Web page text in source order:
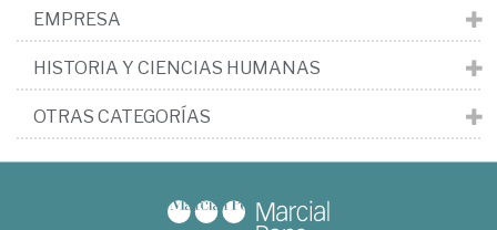
EMPRESA
HISTORIA Y CIENCIAS HUMANAS
OTRAS CATEGORÍAS